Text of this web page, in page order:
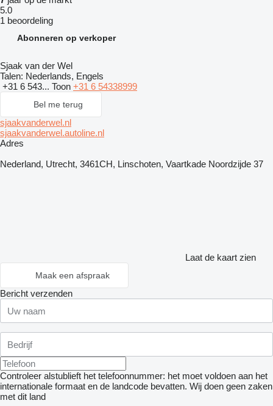
5.0
1 beoordeling
Abonneren op verkoper
Sjaak van der Wel
Talen: Nederlands, Engels
+31 6 543... Toon +31 6 54338999
Bel me terug
sjaakvanderwel.nl
sjaakvanderwel.autoline.nl
Adres
Nederland, Utrecht, 3461CH, Linschoten, Vaartkade Noordzijde 37
Laat de kaart zien
Maak een afspraak
Bericht verzenden
Controleer alstublieft het telefoonnummer: het moet voldoen aan het
internationale formaat en de landcode bevatten. Wij doen geen zaken
met dit land